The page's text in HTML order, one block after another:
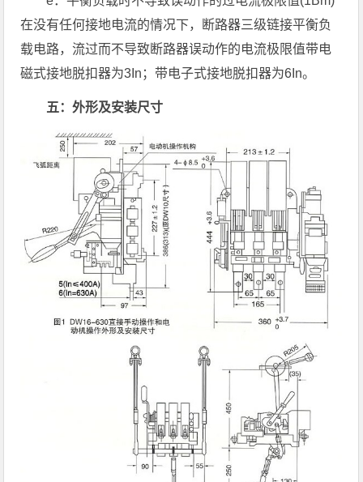
在没有任何接地电流的情况下，断路器三级链接平衡负
载电路，流过而不导致断路器误动作的电流极限值带电
磁式接地脱扣器为3In；带电子式接地脱扣器为6In。
五：外形及安装尺寸